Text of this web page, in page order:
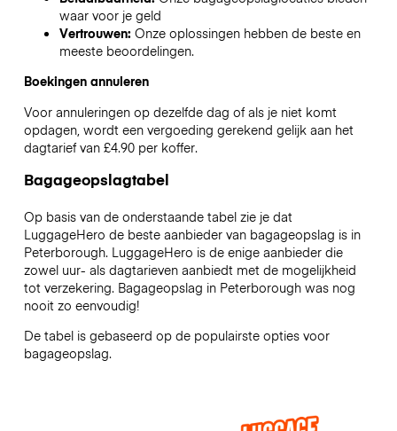
waar voor je geld
Vertrouwen: Onze oplossingen hebben de beste en
meeste beoordelingen.
Boekingen annuleren
Voor annuleringen op dezelfde dag of als je niet komt
opdagen, wordt een vergoeding gerekend gelijk aan het
dagtarief van £4.90 per koffer.
Bagageopslagtabel
Op basis van de onderstaande tabel zie je dat
LuggageHero de beste aanbieder van bagageopslag is in
Peterborough. LuggageHero is de enige aanbieder die
zowel uur- als dagtarieven aanbiedt met de mogelijkheid
tot verzekering. Bagageopslag in Peterboroughwas nog
nooit zo eenvoudig!
De tabel is gebaseerd op de populairste opties voor
bagageopslag.